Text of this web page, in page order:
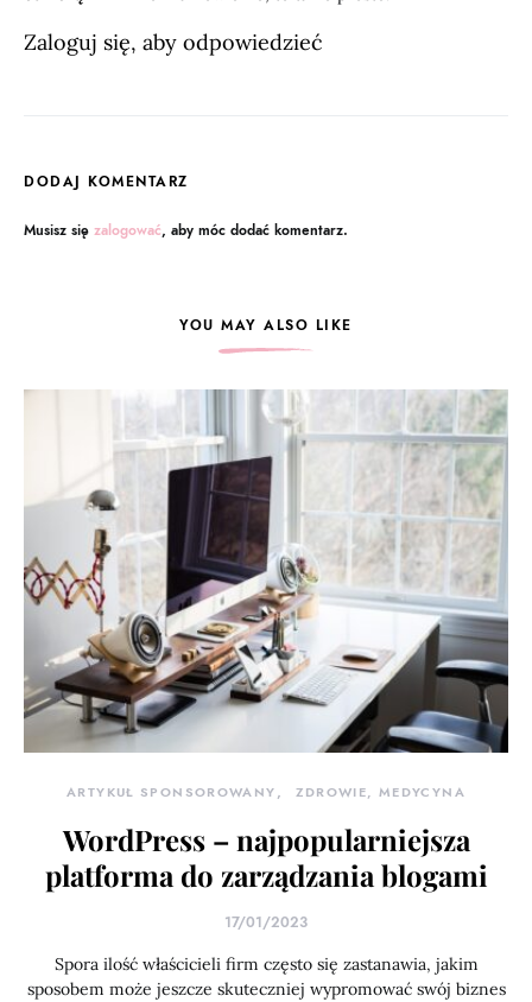
Zaloguj się, aby odpowiedzieć
DODAJ KOMENTARZ
Musisz się zalogować, aby móc dodać komentarz.
YOU MAY ALSO LIKE
ARTYKUŁ SPONSOROWANY ZDROWIE, MEDYCYNA
WordPress – najpopularniejsza
platforma do zarządzania blogami
17/01/2023
Spora ilość właścicieli firm często się zastanawia, jakim
sposobem może jeszcze skuteczniej wypromować swój biznes